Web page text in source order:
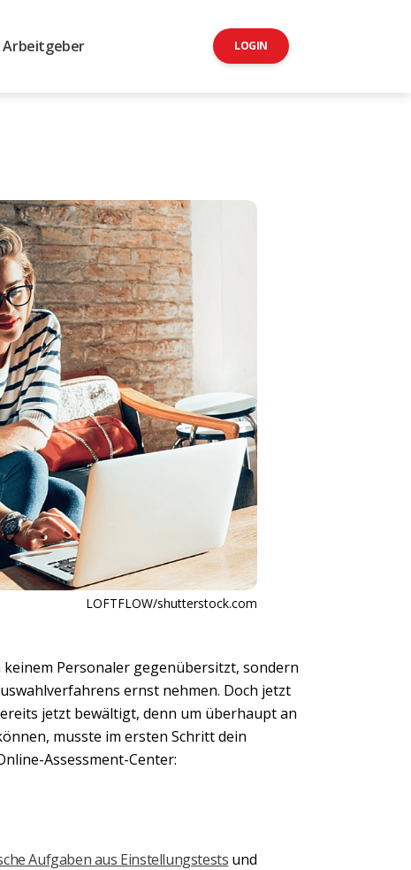
Arbeitgeber LOGIN
LOFTFLOW/shutterstock.com
Personaler gegenübersitzt, sondern
ernst nehmen. Doch jetzt
jetzt bewältigt, denn um überhaupt an
musste im ersten Schritt dein
Assessment-Center:
Aufgaben aus Einstellungstests und